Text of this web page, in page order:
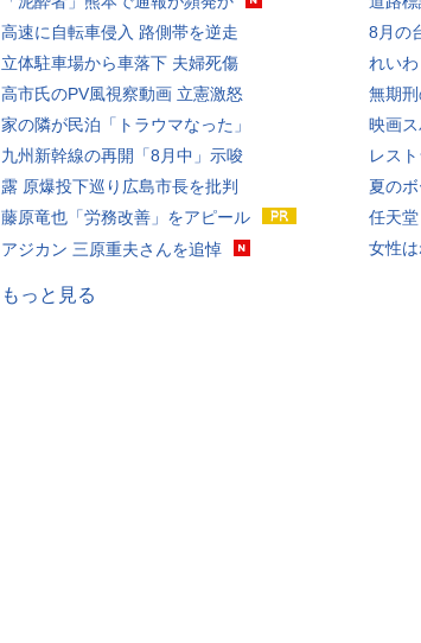
高速に自転車侵入 路側帯を逆走
立体駐車場から車落下 夫婦死傷
高市氏のPV風視察動画 立憲激怒
家の隣が民泊「トラウマなった」
九州新幹線の再開「8月中」示唆
露 原爆投下巡り広島市長を批判
藤原竜也「労務改善」をアピール
アジカン 三原重夫さんを追悼
8月の
れい
無期
映画
レス
夏の
任天
女性
もっと見る